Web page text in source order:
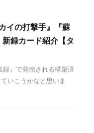
イの打撃手』『蘇
録カード紹介【タ
』で発売される構築済
いこうかなと思いま